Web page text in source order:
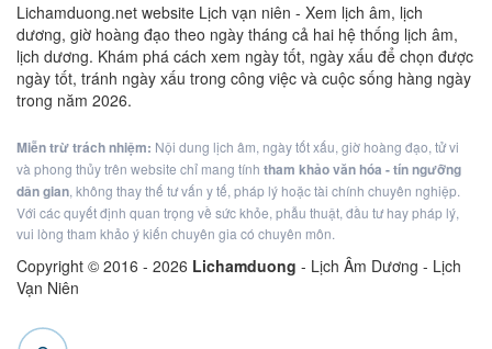
Lichamduong.net website Lịch vạn niên - Xem lịch âm, lịch
dương, giờ hoàng đạo theo ngày tháng cả hai hệ thống lịch âm,
lịch dương. Khám phá cách xem ngày tốt, ngày xấu để chọn được
ngày tốt, tránh ngày xấu trong công việc và cuộc sống hàng ngày
trong năm 2026.
Miễn trừ trách nhiệm: Nội dung lịch âm, ngày tốt xấu, giờ hoàng đạo, tử vi
và phong thủy trên website chỉ mang tính tham khảo văn hóa - tín ngưỡng
dân gian, không thay thế tư vấn y tế, pháp lý hoặc tài chính chuyên nghiệp.
Với các quyết định quan trọng về sức khỏe, phẫu thuật, đầu tư hay pháp lý,
vui lòng tham khảo ý kiến chuyên gia có chuyên môn.
Copyright © 2016 - 2026 Lichamduong - Lịch Âm Dương - Lịch
Vạn Niên